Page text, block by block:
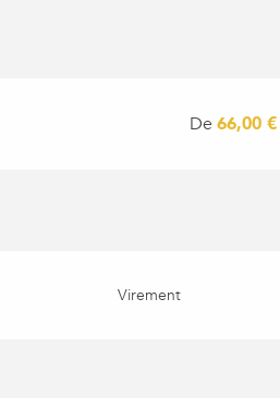
De66,00 €
Virement